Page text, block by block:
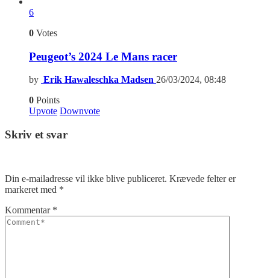
6
0 Votes
Peugeot’s 2024 Le Mans racer
by Erik Hawaleschka Madsen 26/03/2024, 08:48
0 Points
Upvote Downvote
Skriv et svar
Din e-mailadresse vil ikke blive publiceret. Krævede felter er
markeret med *
Kommentar *